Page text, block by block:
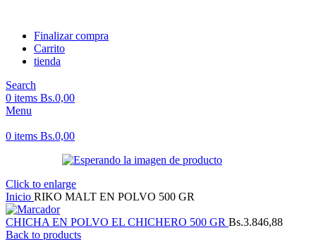
Finalizar compra
Carrito
tienda
Search
0 items Bs.0,00
Menu
0 items Bs.0,00
Click to enlarge
Inicio RIKO MALT EN POLVO 500 GR
CHICHA EN POLVO EL CHICHERO 500 GR Bs.3.846,88
Back to products